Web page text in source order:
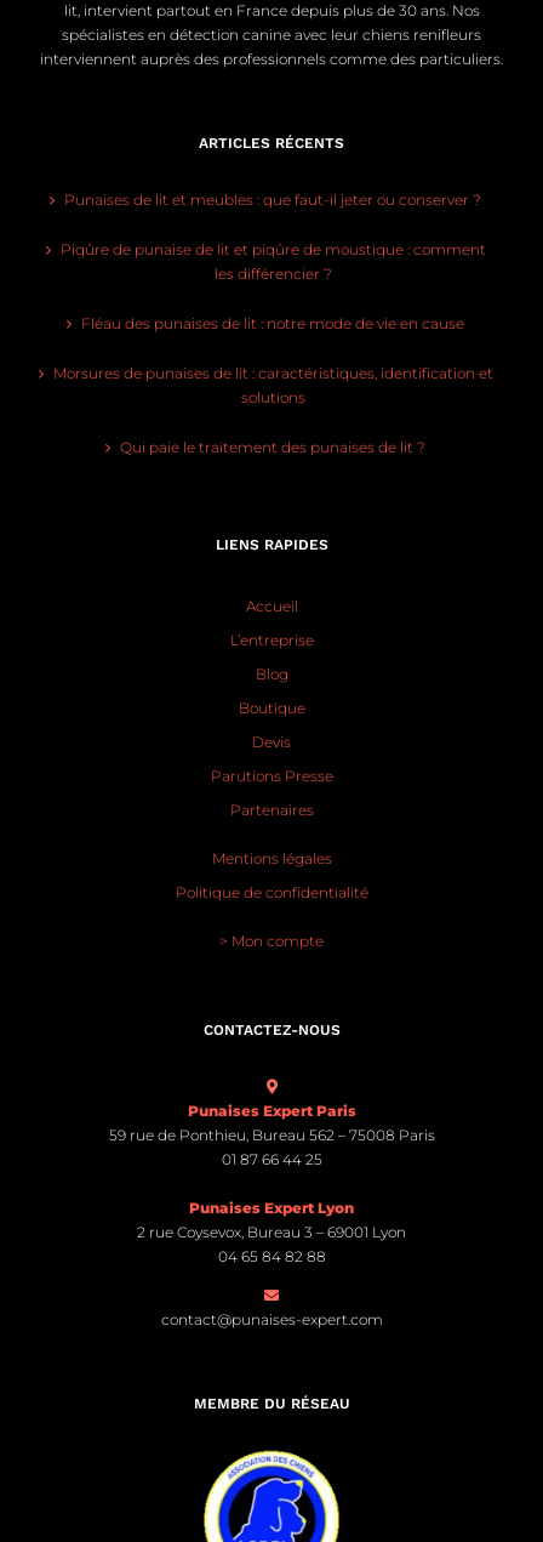
lit, intervient partout en France depuis plus de 30 ans. Nos
spécialistes en détection canine avec leur chiens renifleurs
interviennent auprès des professionnels comme des particuliers.
ARTICLES RÉCENTS
Punaises de lit et meubles : que faut-il jeter ou conserver ?
Piqûre de punaise de lit et piqûre de moustique : comment
les différencier ?
Fléau des punaises de lit : notre mode de vie en cause
Morsures de punaises de lit : caractéristiques, identification et
solutions
Qui paie le traitement des punaises de lit ?
LIENS RAPIDES
Accueil
L’entreprise
Blog
Boutique
Devis
Parutions Presse
Partenaires
Mentions légales
Politique de confidentialité
> Mon compte
CONTACTEZ-NOUS
Punaises Expert Paris
59 rue de Ponthieu, Bureau 562 – 75008 Paris
01 87 66 44 25
Punaises Expert Lyon
2 rue Coysevox, Bureau 3 – 69001 Lyon
04 65 84 82 88
contact@punaises-expert.com
MEMBRE DU RÉSEAU